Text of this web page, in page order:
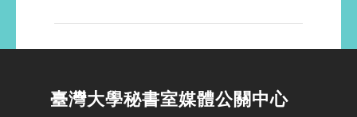
臺灣大學秘書室媒體公關中心